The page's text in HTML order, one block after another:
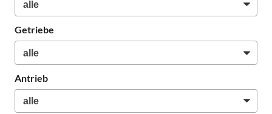
Getriebe
Antrieb